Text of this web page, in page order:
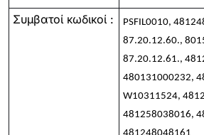
Συμβατοί κωδικοί :
PSFIL0010,
87.20.12.60.,
87.20.12.61.,
480131000232,
W10311524,
481258038016,